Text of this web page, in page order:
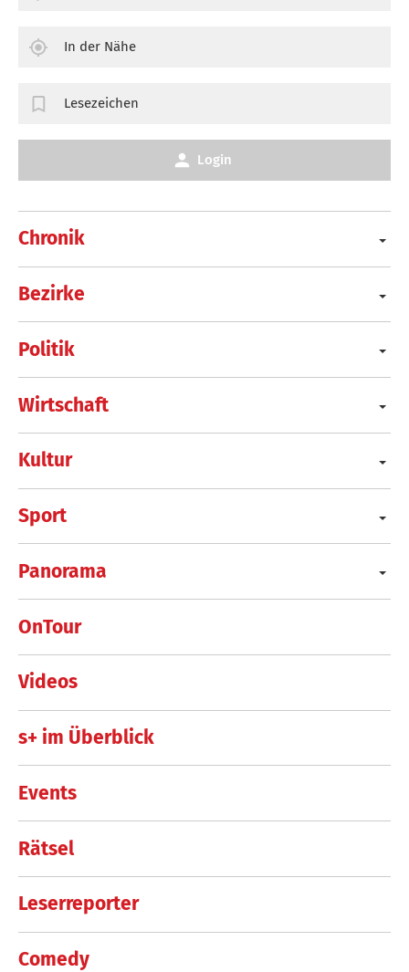
Chronik
Bezirke
Politik
Wirtschaft
Kultur
Sport
Panorama
OnTour
Videos
s+ im Überblick
Events
Rätsel
Leserreporter
Comedy
In der Nähe
Lesezeichen
Login